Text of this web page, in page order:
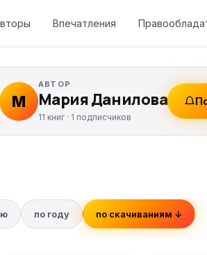
Впечатления
М
АВТОР
Мария Данилова
11 книг · 1 подписчиков
по году по скачиваниям ↓